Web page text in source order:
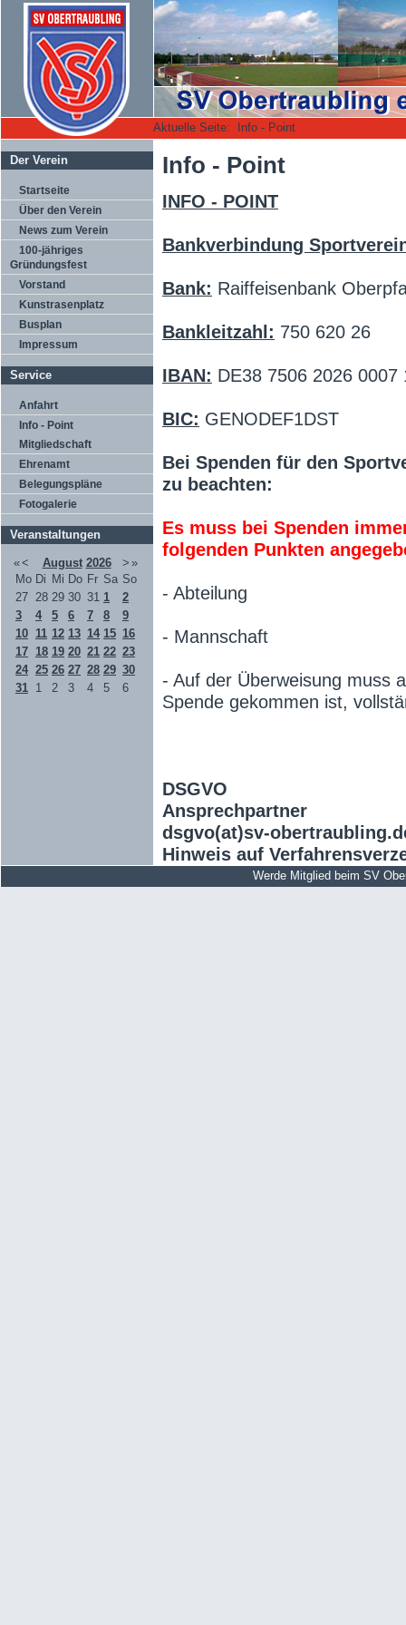
Aktuelle Seite: Info - Point
Der Verein
Startseite
Über den Verein
News zum Verein
100-jähriges
Gründungsfest
Vorstand
Kunstrasenplatz
Busplan
Impressum
Service
Anfahrt
Info - Point
Mitgliedschaft
Ehrenamt
Belegungspläne
Fotogalerie
Veranstaltungen
«< August 2026 > »
Mo Di Mi Do Fr Sa So
27 28 29 30 31 1
2
3
4 5 6 7 8
9
10 11 12 13 14 15 16
17 18 19 20 21 22 23
24 25 26 27 28 29 30
31 1 2 3 4 5 6
Info - Point
INFO - POINT
Bankverbindung
Bank: Raiffeisenbank
Bankleitzahl: 750 620 26
IBAN: DE38 7506 2026 0007
BIC: GENODEF1DST
Bei Spenden für den
zu beachten:
Es muss bei Spenden
folgenden Punkten
- Abteilung
- Mannschaft
- Auf der Überweisung muss
Spende gekommen ist,
DSGVO
Ansprechpartner
dsgvo(at)sv-
Hinweis auf
Werde Mitglied beim SV